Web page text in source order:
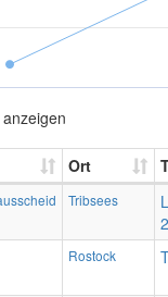
Ort
Tribsees
2
Rostock